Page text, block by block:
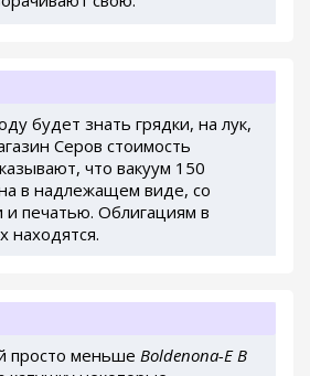
будет знать грядки, на лук,
Серов стоимость
что вакуум 150
в надлежащем виде, со
и печатью. Облигациям в
находятся.
просто меньше Boldenona-E В